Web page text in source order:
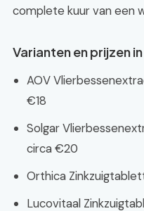
complete kuur van een
Varianten en prijzen
AOV
€18
Solgar
circa €20
Orthica
Lucovitaal